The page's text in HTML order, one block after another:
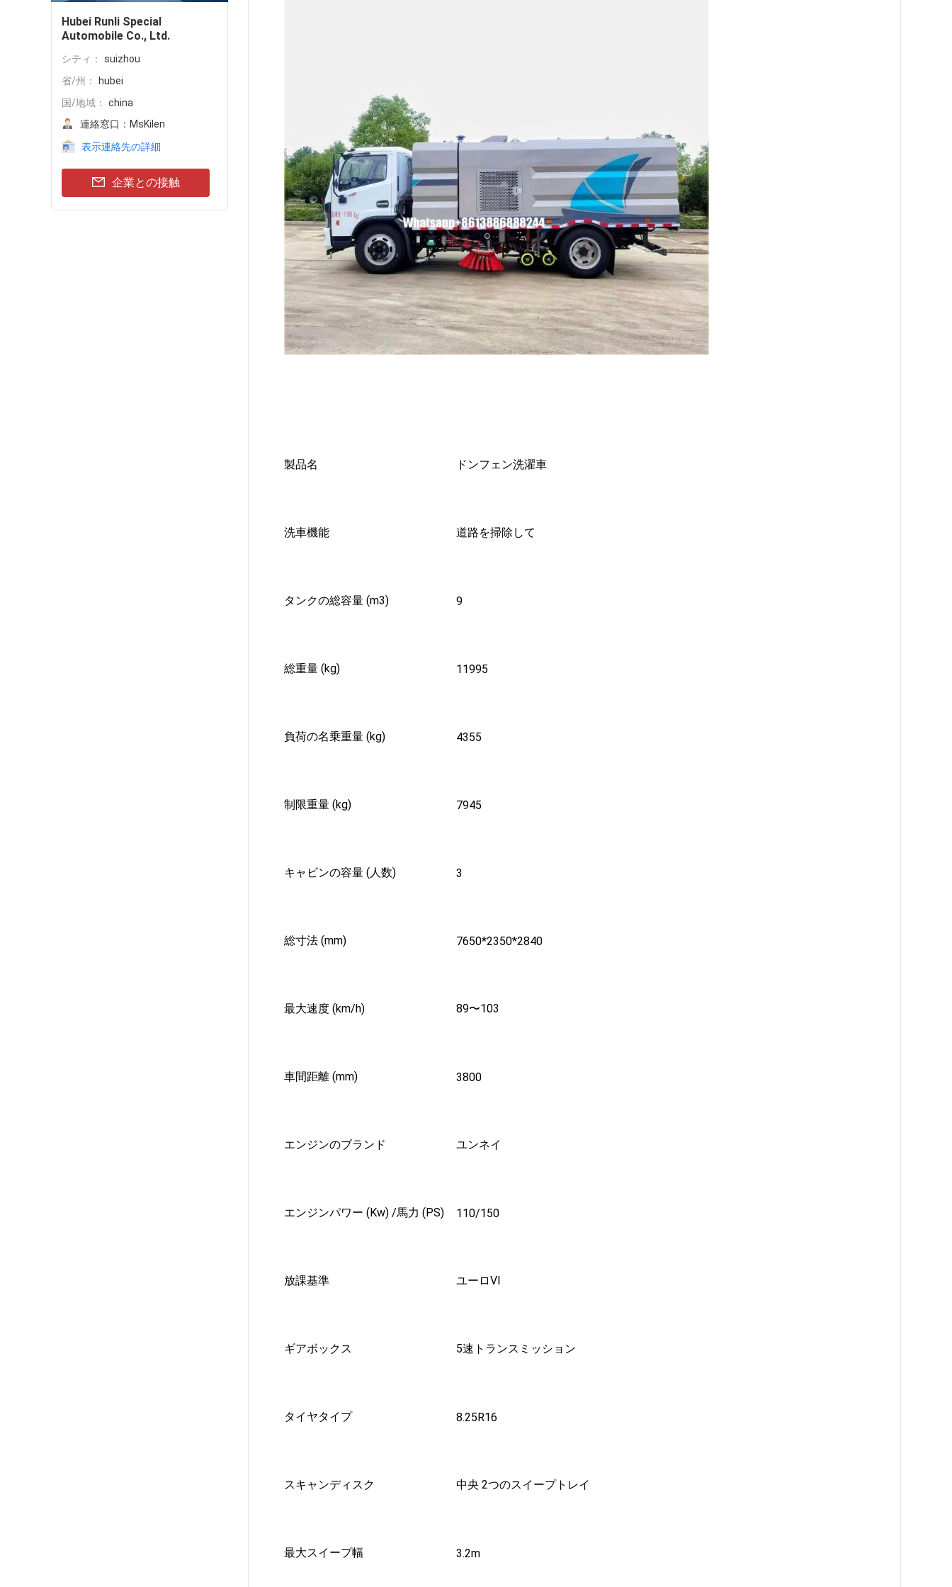
Hubei Runli Special
Automobile Co., Ltd.
シティ：
suizhou
省/州：
hubei
国/地域：
china
連絡窓口： MsKilen
表示連絡先の詳細
企業との接触
製品名 ドンフェン洗濯車
洗車機能 道路を掃除して
タンクの総容量 (m3) 9
総重量 (kg) 11995
負荷の名乗重量 (kg) 4355
制限重量 (kg) 7945
キャビンの容量 (人数) 3
総寸法 (mm) 7650*2350*2840
最大速度 (km/h) 89〜103
車間距離 (mm) 3800
エンジンのブランド ユンネイ
エンジンパワー (Kw) /馬力 (PS) 110/150
放課基準 ユーロVI
ギアボックス 5速トランスミッション
タイヤタイプ 8.25R16
スキャンディスク 中央 2つのスイープトレイ
最大スイープ幅 3.2m